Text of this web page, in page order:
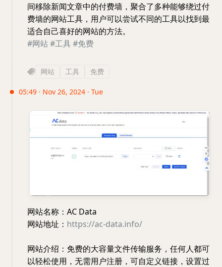
间移除新闻文章中的付费墙，聚合了多种能够绕过付
费墙的网站工具，用户可以尝试不同的工具以找到最
适合自己喜好的网站的方法。
#网站#工具#免费
网站 工具 免费
05:49 · Nov 26, 2024 · Tue
网站名称：AC Data
网站地址： https://ac-data.info/
网站介绍：免费的大容量文件传输服务，任何人都可
以轻松使用，无需用户注册，可自定义链接，设置过